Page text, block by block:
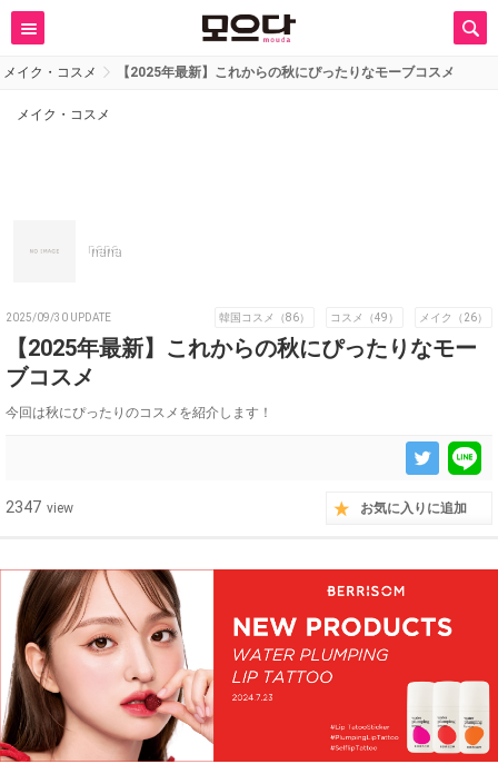
メイク・コスメ 【2025年最新】これからの秋にぴったりなモーブコスメ
メイク・コスメ
nana
2025/09/30 UPDATE 韓国コスメ（86） コスメ（49） メイク（26）
【2025年最新】これからの秋にぴったりなモー
ブコスメ
今回は秋にぴったりのコスメを紹介します！
2347 view お気に入りに追加